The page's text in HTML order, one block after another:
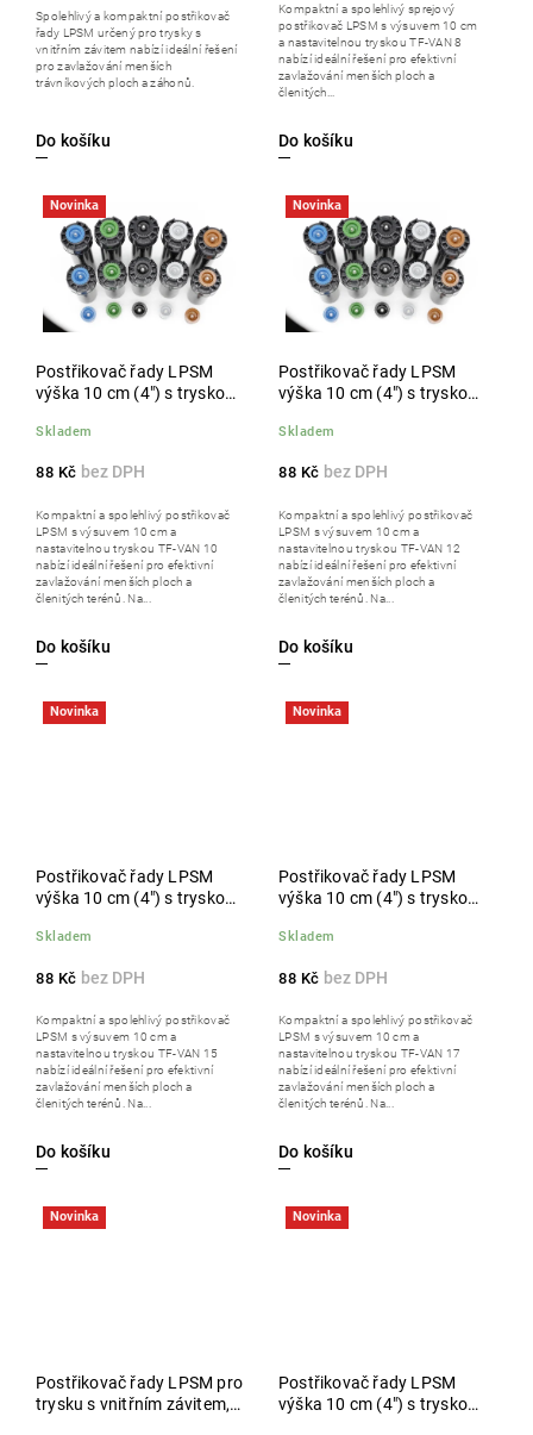
Do košíku
Spolehlivý a kompaktní postřikovač
řady LPSM určený pro trysky s
vnitřním závitem nabízí ideální řešení
pro zavlažování menších
trávníkových ploch a záhonů.
Do košíku
Kompaktní a spolehlivý sprejový
postřikovač LPSM s výsuvem 10 cm
a nastavitelnou tryskou TF-VAN 8
nabízí ideální řešení pro efektivní
zavlažování menších ploch a
členitých...
Novinka
Postřikovač řady LPSM
výška 10 cm (4") s tryskou
Skladem
88 Kč
Do košíku
Kompaktní a spolehlivý postřikovač
LPSM s výsuvem 10 cm a
nastavitelnou tryskou TF-VAN 10
nabízí ideální řešení pro efektivní
zavlažování menších ploch a
členitých terénů. Na...
Novinka
Postřikovač řady LPSM
výška 10 cm (4") s tryskou
Skladem
88 Kč
Do košíku
Kompaktní a spolehlivý postřikovač
LPSM s výsuvem 10 cm a
nastavitelnou tryskou TF-VAN 12
nabízí ideální řešení pro efektivní
zavlažování menších ploch a
členitých terénů. Na...
Novinka
Postřikovač řady LPSM
výška 10 cm (4") s tryskou
Skladem
88 Kč
Do košíku
Kompaktní a spolehlivý postřikovač
LPSM s výsuvem 10 cm a
nastavitelnou tryskou TF-VAN 15
nabízí ideální řešení pro efektivní
zavlažování menších ploch a
členitých terénů. Na...
Novinka
Postřikovač řady LPSM
výška 10 cm (4") s tryskou
Skladem
88 Kč
Do košíku
Kompaktní a spolehlivý postřikovač
LPSM s výsuvem 10 cm a
nastavitelnou tryskou TF-VAN 17
nabízí ideální řešení pro efektivní
zavlažování menších ploch a
členitých terénů. Na...
Novinka
Postřikovač řady LPSM pro
trysku s vnitřním závitem,
Novinka
Postřikovač řady LPSM
výška 10 cm (4") s tryskou